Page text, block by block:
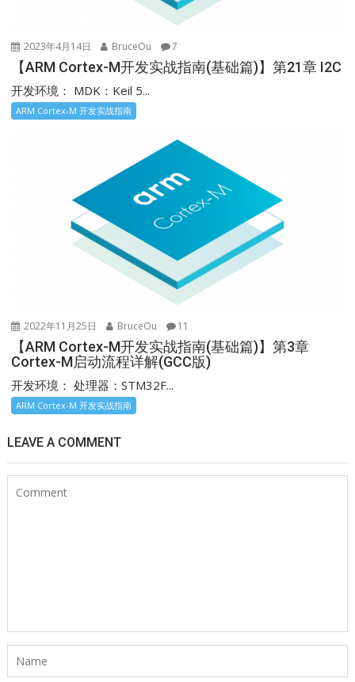
2023年4月14日 BruceOu 7
【ARM Cortex-M开发实战指南(基础篇)】第21章 I2C
开发环境： MDK：Keil 5...
ARM Cortex-M 开发实战指南
2022年11月25日 BruceOu 11
【ARM Cortex-M开发实战指南(基础篇)】第3章
Cortex-M启动流程详解(GCC版)
开发环境： 处理器：STM32F...
ARM Cortex-M 开发实战指南
LEAVE A COMMENT